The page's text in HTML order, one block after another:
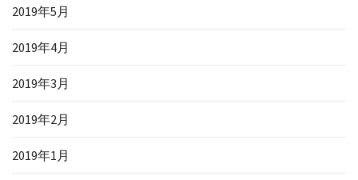
2019年5月
2019年4月
2019年3月
2019年2月
2019年1月